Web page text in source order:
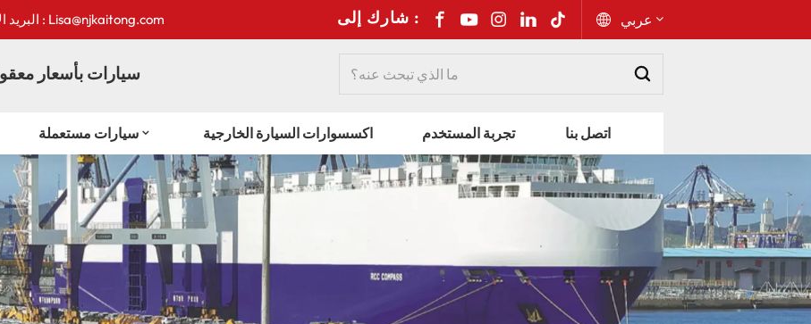
البريد الإلكتروني : Lisa@njkaitong.com شارك إلى : عربي
Русский
Español
Português
عربي
kiswahili
سيارات بأسعار
سيارات مستعملة اكسسوارات السيارة الخارجية تجربة المستخدم اتصل بنا